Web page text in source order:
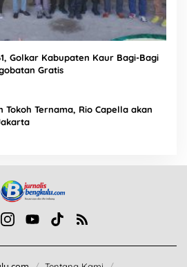
Golkar Kabupaten Kaur Bagi-Bagi
Gratis
Tokoh Ternama, Rio Capella akan